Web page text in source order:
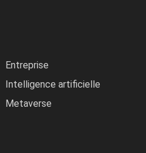
Entreprise
Intelligence artificielle
Metaverse